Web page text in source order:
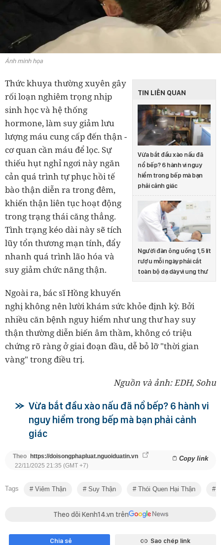
Ảnh minh họa
TIN LIÊN QUAN
Vừa bắt đầu xào nấu đã
nổ bếp? 6 hành vi nguy
hiểm trong bếp mà bạn
phải cảnh giác
Người đàn ông uống 1,5 lít
rượu mỗi ngày phải cắt
toàn bộ dạ dày vì ung thư
Thức khuya thường xuyên gây
rối loạn nghiêm trọng nhịp
sinh học và hệ thống
hormone, làm suy giảm lưu
lượng máu cung cấp đến thận -
cơ quan cần máu để lọc. Sự
thiếu hụt nghỉ ngơi này ngăn
cản quá trình tự phục hồi tế
bào thận diễn ra trong đêm,
khiến thận liên tục hoạt động
trong trạng thái căng thẳng.
Tình trạng kéo dài này sẽ tích
lũy tổn thương mạn tính, đẩy
nhanh quá trình lão hóa và
suy giảm chức năng thận.
Ngoài ra, bác sĩ Hồng khuyến
nghị không nên lười khám sức khỏe định kỳ. Bởi
nhiều căn bệnh nguy hiểm như ung thư hay suy
thận thường diễn biến âm thầm, không có triệu
chứng rõ ràng ở giai đoạn đầu, dễ bỏ lỡ "thời gian
vàng" trong điều trị.
Nguồn và ảnh: EDH, Sohu
Vừa bắt đầu xào nấu đã nổ bếp? 6 hành vi
nguy hiểm trong bếp mà bạn phải cảnh
giác
Theo https://doisongphapluat.nguoiduatin.vn Copy link
22/11/2025 21:35 (GMT +7)
Tags Viêm Thận Suy Thận Thói Quen Hại Thận
Theo dõi Kenh14.vn trên
Chia sẻ Sao chép link